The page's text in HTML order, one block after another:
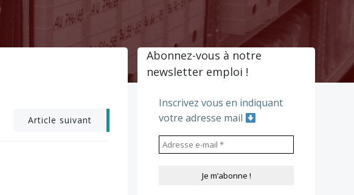
Article suivant
Abonnez-vous à notre
newsletter emploi !
Inscrivez vous en indiquant
votre adresse mail